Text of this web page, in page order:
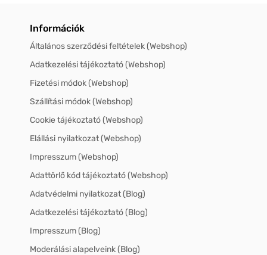
Információk
Általános szerződési feltételek (Webshop)
Adatkezelési tájékoztató (Webshop)
Fizetési módok (Webshop)
Szállítási módok (Webshop)
Cookie tájékoztató (Webshop)
Elállási nyilatkozat (Webshop)
Impresszum (Webshop)
Adattörlő kód tájékoztató (Webshop)
Adatvédelmi nyilatkozat (Blog)
Adatkezelési tájékoztató (Blog)
Impresszum (Blog)
Moderálási alapelveink (Blog)